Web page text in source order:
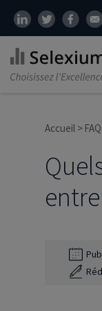
Accueil FAQ